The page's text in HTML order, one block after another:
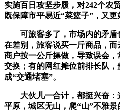
实施百日攻坚步履，对242个农
既保障市平易近“菜篮子”，又更
可旅客多了，市场内的矛盾
在差别，旅客说买一斤商品，而
商户按一公斤操做，导致误会
交换；有的网红摊位前排长队
成“交通堵塞”。
大伙儿一合计，都挺兴奋：
平原，城区无山，爬“山”不雅